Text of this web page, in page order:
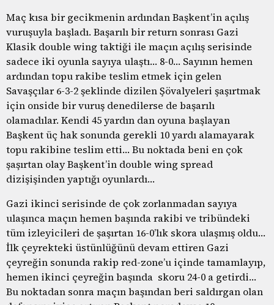
Maç kısa bir gecikmenin ardından Başkent’in açılış
vuruşuyla başladı. Başarılı bir return sonrası Gazi
Klasik double wing taktiği ile maçın açılış serisinde
sadece iki oyunla sayıya ulaştı… 8-0… Sayının hemen
ardından topu rakibe teslim etmek için gelen
Savaşçılar 6-3-2 şeklinde dizilen Şövalyeleri şaşırtmak
için onside bir vuruş denedilerse de başarılı
olamadılar. Kendi 45 yardın dan oyuna başlayan
Başkent üç hak sonunda gerekli 10 yardı alamayarak
topu rakibine teslim etti… Bu noktada beni en çok
şaşırtan olay Başkent’in double wing spread
dizişişinden yaptığı oyunlardı…
Gazi ikinci serisinde de çok zorlanmadan sayıya
ulaşınca maçın hemen başında rakibi ve tribündeki
tüm izleyicileri de şaşırtan 16-0’lık skora ulaşmış oldu…
İlk çeyrekteki üstünlüğünü devam ettiren Gazi
çeyreğin sonunda rakip red-zone’u içinde tamamlayıp,
hemen ikinci çeyreğin başında skoru 24-0 a getirdi…
Bu noktadan sonra maçın başından beri saldırgan olan